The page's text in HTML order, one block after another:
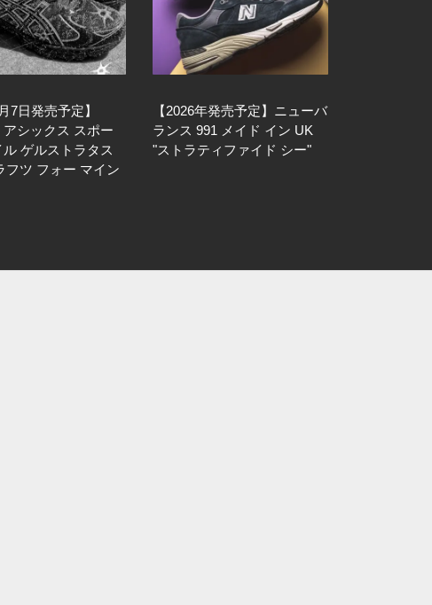
7日発売予定】
アシックス スポー
ル ゲルストラタス
フツ フォー マイン
【2026年発売予定】ニューバ
ランス 991 メイド イン UK
"ストラティファイド シー"